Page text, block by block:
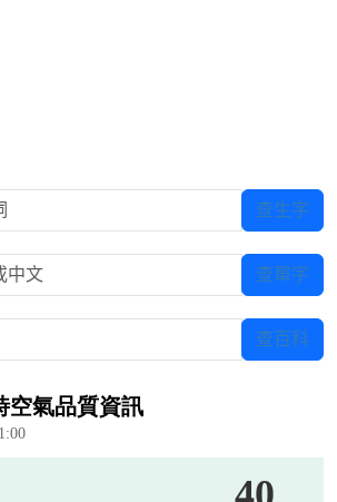
查生字
文 查單字
查百科